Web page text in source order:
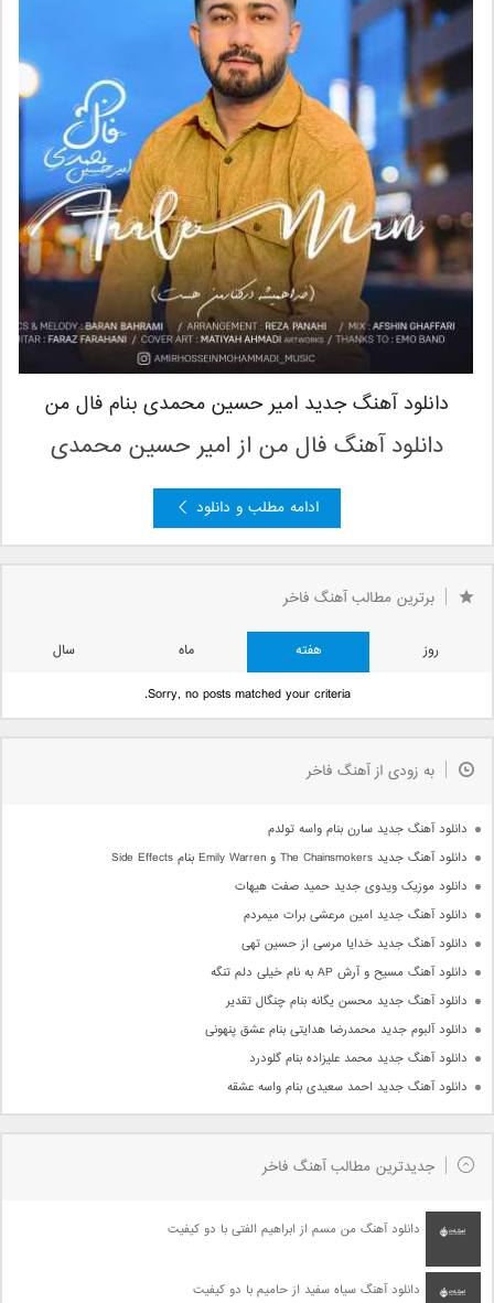
دانلود آهنگ جدید امیر حسین محمدی بنام فال من
دانلود آهنگ فال من از امیر حسین محمدی
ادامه مطلب و دانلود
برترین مطالب آهنگ فاخر
روز هفته ماه
سال
Sorry, no posts matched your criteria.
به زودی از آهنگ فاخر
دانلود آهنگ جدید سارن بنام واسه تولدم
دانلود آهنگ جدید The Chainsmokers و Emily Warren بنام Side Effects
دانلود موزیک ویدوی جدید حمید صفت هیهات
دانلود آهنگ جدید امین مرعشی برات میمردم
دانلود آهنگ جدید خدایا مرسی از حسین تهی
دانلود آهنگ مسیح و آرش AP به نام خیلی دلم تنگه
دانلود آهنگ جدید محسن یگانه بنام چنگال تقدیر
دانلود آلبوم جدید محمدرضا هدایتی بنام عشق پنهونی
دانلود آهنگ جدید محمد علیزاده بنام گلودرد
دانلود آهنگ جدید احمد سعیدی بنام واسه عشقه
جدیدترین مطالب آهنگ فاخر
دانلود آهنگ من مسم از ابراهیم الفتی با دو کیفیت
دانلود آهنگ سیاه سفید از حامیم با دو کیفیت